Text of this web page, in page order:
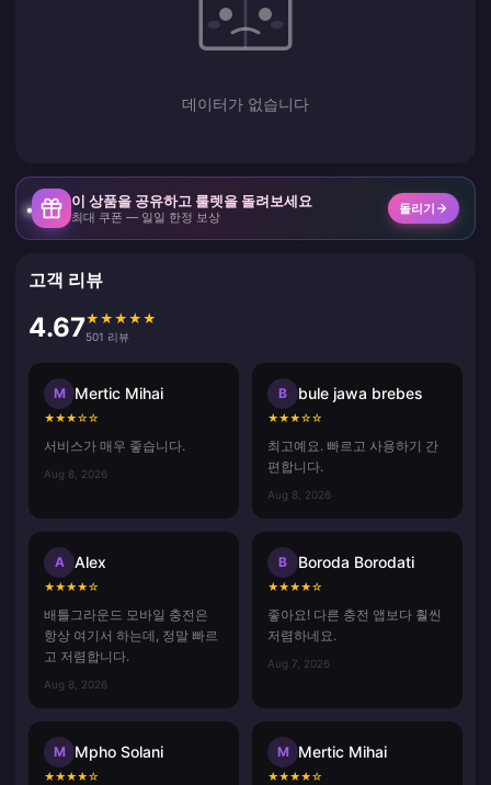
데이터가 없습니다
이 상품을 공유하고 룰렛을 돌려보세요
최대 쿠폰 — 일일 한정 보상
돌리기
고객 리뷰
4.67★ ★ ★ ★ ★
501 리뷰
M Mertic Mihai
★★★☆☆
서비스가 매우 좋습니다.
Aug 8, 2026
B bule jawa brebes
★★★☆☆
최고예요. 빠르고 사용하기 간
편합니다.
Aug 8, 2026
A Alex
★★★★☆
배틀그라운드 모바일 충전은
항상 여기서 하는데, 정말 빠르
고 저렴합니다.
Aug 8, 2026
B Boroda Borodati
★★★★☆
좋아요! 다른 충전 앱보다 훨씬
저렴하네요.
Aug 7, 2026
M Mpho Solani
★★★★☆
M Mertic Mihai
★★★★☆